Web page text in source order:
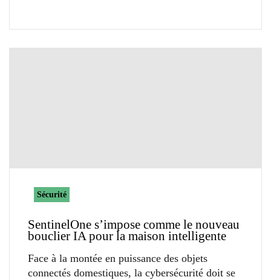
Sécurité
SentinelOne s’impose comme le nouveau
bouclier IA pour la maison intelligente
Face à la montée en puissance des objets
connectés domestiques, la cybersécurité doit se